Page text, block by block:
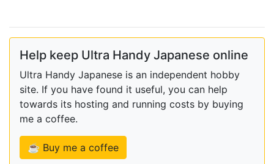
Help keep Ultra Handy Japanese online
Ultra Handy Japanese is an independent hobby
site. If you have found it useful, you can help
towards its hosting and running costs by buying
me a coffee.
☕ Buy me a coffee